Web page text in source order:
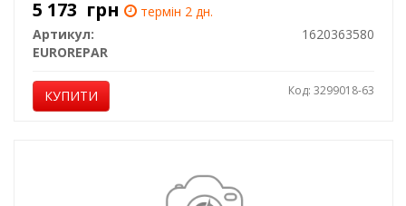
5 173 грн
термін 2 дн.
Артикул:
1620363580
EUROREPAR
КУПИТИ Код: 3299018-63